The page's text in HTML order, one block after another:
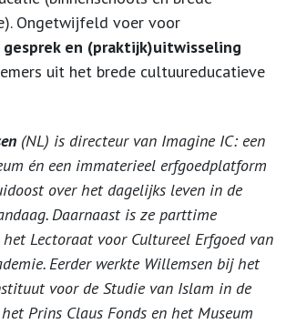
Ongetwijfeld voer voor
gesprek en (praktijk)uitwisseling
uit het brede cultuureducatieve
(NL) is directeur van Imagine IC: een
én een immaterieel erfgoedplatform
over het dagelijks leven in de
Daarnaast is ze parttime
Lectoraat voor Cultureel Erfgoed van
Eerder werkte Willemsen bij het
voor de Studie van Islam in de
Prins Claus Fonds en het Museum